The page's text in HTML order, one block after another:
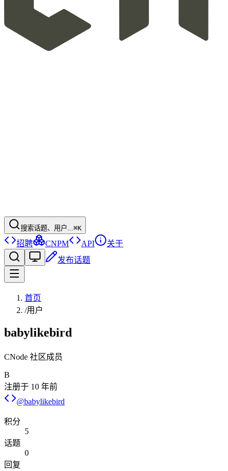
搜索话题、用户...⌘K
招聘 CNPM API
关于
发布话题
首页
/用户
babylikebird
CNode 社区成员
B
注册于 10 年前
@babylikebird
积分
5
话题
0
回复